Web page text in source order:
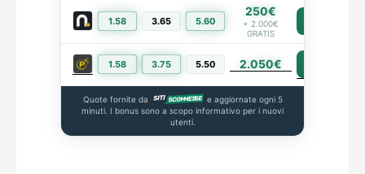
1.58 3.65 5.60
250€
+ 2.000€
GRATIS
1.58 3.75 5.50 2.050€
Quote fornite da
e aggiornate ogni 5
minuti. I bonus sono a scopo informativo per i nuovi
utenti.